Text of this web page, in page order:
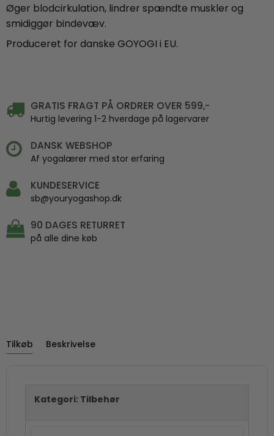
Øger blodcirkulation, lindrer spændte muskler og
smidiggør bindevæv.
Produceret for danske GOYOGI i EU.
GRATIS FRAGT PÅ ORDRER OVER 599,-
Hurtig levering 1-2 hverdage på lagervarer
DANSK WEBSHOP
Af yogalærer med stor erfaring
KUNDESERVICE
sb@youryogashop.dk
90 DAGES RETURRET
på alle dine køb
Tilkøb Beskrivelse
Kategori: Tilbehør